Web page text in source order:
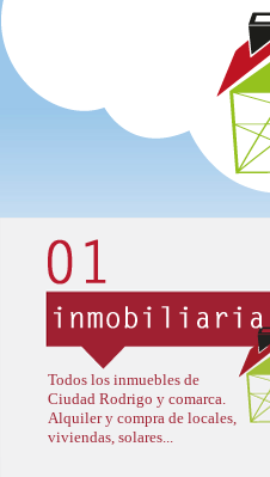
Todos los inmuebles de
Ciudad Rodrigo y comarca.
Alquiler y compra de locales,
viviendas, solares...